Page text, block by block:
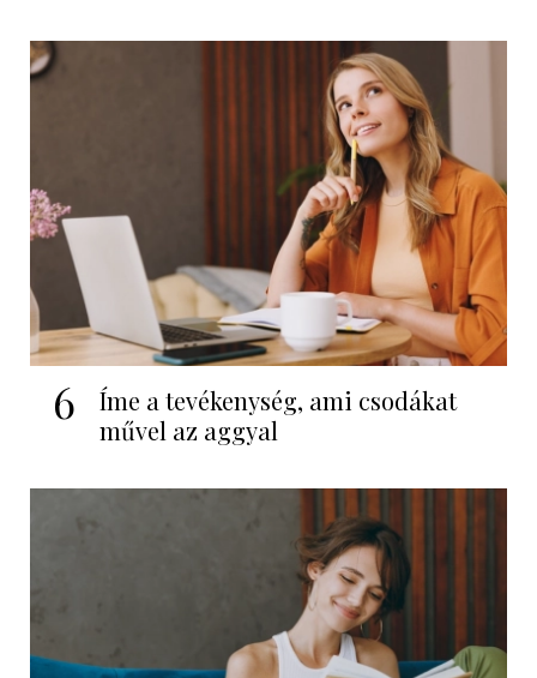
6
Íme a tevékenység, ami csodákat
művel az aggyal